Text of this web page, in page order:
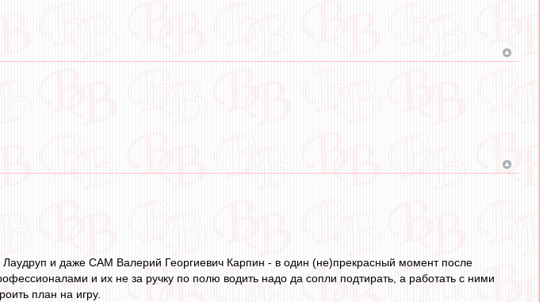
и даже САМ Валерий Георгиевич Карпин - в один (не)прекрасный момент после
и их не за ручку по полю водить надо да сопли подтирать, а работать с ними
план на игру.